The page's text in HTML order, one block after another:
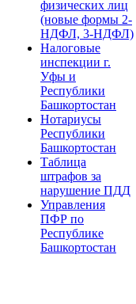
физических лиц
(новые формы 2-
НДФЛ, 3-НДФЛ)
Налоговые
инспекции г.
Уфы и
Республики
Башкортостан
Нотариусы
Республики
Башкортостан
Таблица
штрафов за
нарушение ПДД
Управления
ПФР по
Республике
Башкортостан